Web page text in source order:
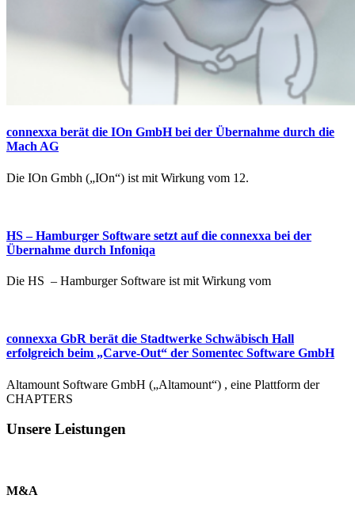
connexxa berät die IOn GmbH bei der Übernahme durch die
Mach AG
Die IOn Gmbh („IOn“) ist mit Wirkung vom 12.
HS – Hamburger Software setzt auf die connexxa bei der
Übernahme durch Infoniqa
Die HS – Hamburger Software ist mit Wirkung vom
connexxa GbR berät die Stadtwerke Schwäbisch Hall
erfolgreich beim „Carve-Out“ der Somentec Software GmbH
Altamount Software GmbH („Altamount“) , eine Plattform der
CHAPTERS
Unsere Leistungen
M&A